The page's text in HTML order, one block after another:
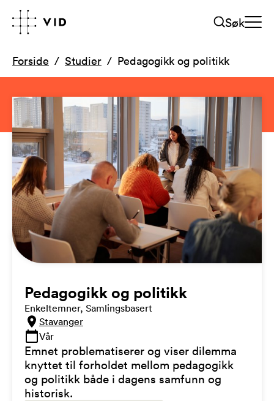
Søk
Forside Studier Pedagogikk og politikk
Pedagogikk og politikk
Enkeltemner, Samlingsbasert
Stavanger
Vår
Emnet problematiserer og viser dilemma
knyttet til forholdet mellom pedagogikk
og politikk både i dagens samfunn og
historisk.